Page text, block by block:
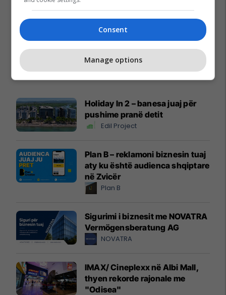
Promo Reklamo këtu
Holiday In 2 – banesa juaj për
pushime pranë detit
Edil Project
Plan B – reklamoni biznesin tuaj
aty ku është audienca shqiptare
në Zvicër
Plan B
Sigurimi i biznesit me NOVATRA
Vermögensberatung AG
NOVATRA
IMAX/ Cineplexx në Albi Mall,
thyen rekorde rajonale me
"Odisea"
Consent
Manage options